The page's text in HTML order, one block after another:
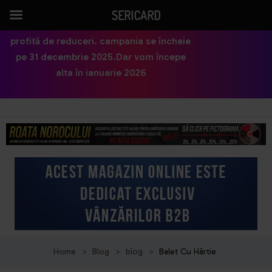
profită de reduceri. campania se încheie
pe 31 decembrie 2025.Dar vom începe
alta în ianuarie 2026
Home > Blog > blog > Balet Cu Hârtie
SERICARD